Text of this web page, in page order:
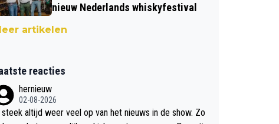
nieuw Nederlands whiskyfestival
artikelen
reacties
hernieuw
02-08-2026
steek altijd weer veel op van het nieuws in de show. Zo